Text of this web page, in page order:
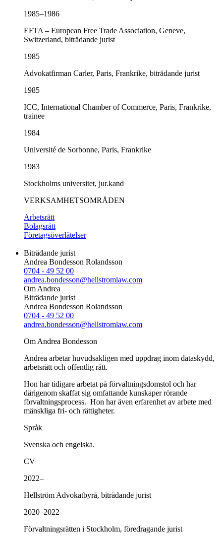
1985–1986
EFTA – European Free Trade Association, Geneve,
Switzerland, biträdande jurist
1985
Advokatfirman Carler, Paris, Frankrike, biträdande jurist
1985
ICC, International Chamber of Commerce, Paris, Frankrike,
trainee
1984
Université de Sorbonne, Paris, Frankrike
1983
Stockholms universitet, jur.kand
VERKSAMHETSOMRÅDEN
Arbetsrätt
Bolagsrätt
Företagsöverlåtelser
Biträdande jurist
Andrea Bondesson Rolandsson
0704 - 49 52 00
andrea.bondesson@hellstromlaw.com
Om Andrea
Biträdande jurist
Andrea Bondesson Rolandsson
0704 - 49 52 00
andrea.bondesson@hellstromlaw.com
Om Andrea Bondesson
Andrea arbetar huvudsakligen med uppdrag inom dataskydd,
arbetsrätt och offentlig rätt.
Hon har tidigare arbetat på förvaltningsdomstol och har
därigenom skaffat sig omfattande kunskaper rörande
förvaltningsprocess. Hon har även erfarenhet av arbete med
mänskliga fri- och rättigheter.
Språk
Svenska och engelska.
CV
2022–
Hellström Advokatbyrå, biträdande jurist
2020–2022
Förvaltningsrätten i Stockholm, föredragande jurist